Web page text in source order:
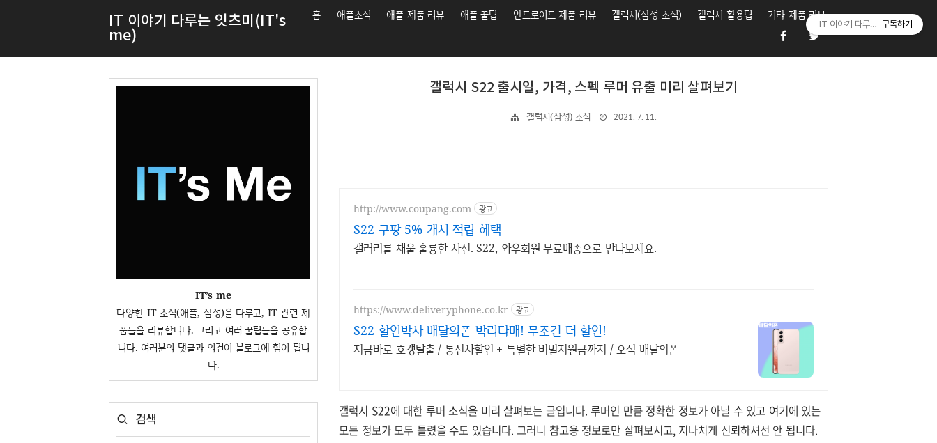
IT 이야기 다루는 잇츠미(IT's
me)
홈 애플소식 애플 제품 리뷰 애플 꿀팁 안드로이드 제품 리뷰 갤럭시(삼성 소식) 갤럭시 활용팁 기타 제품 리뷰
갤럭시 S22 출시일, 가격, 스펙 루머 유출 미리 살펴보기
갤럭시(삼성) 소식 2021. 7. 11.
http://www.coupang.com 광고
S22 쿠팡 5% 캐시 적립 혜택
갤러리를 채울 훌륭한 사진. S22, 와우회원 무료배송으로 만나보세요.
https://www.deliveryphone.co.kr 광고
S22 할인박사 배달의폰 박리다매! 무조건 더 할인!
지금바로 호갱탈출 / 통신사할인 + 특별한 비밀지원금까지 / 오직 배달의폰
갤럭시 S22에 대한 루머 소식을 미리 살펴보는 글입니다. 루머인 만큼 정확한 정보가 아닐 수 있고 여기에 있는
모든 정보가 모두 틀렸을 수도 있습니다. 그러니 참고용 정보로만 살펴보시고, 지나치게 신뢰하셔선 안 됩니다.
IT’s me
다양한 IT 소식(애플, 삼성)을 다루고, IT 관련 제
품들을 리뷰합니다. 그리고 여러 꿀팁들을 공유합
니다. 여러분의 댓글과 의견이 블로그에 힘이 됩니
다.
검색
IT 이야기 다루는 잇츠미(IT's
구독하기